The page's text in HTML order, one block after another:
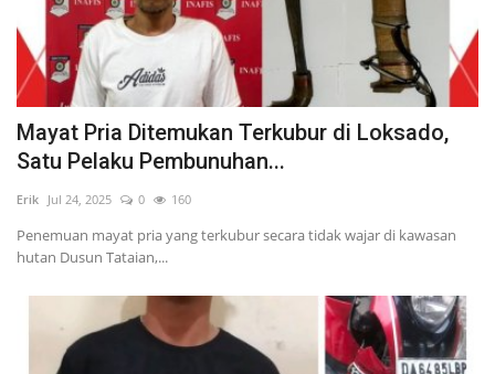
Mayat Pria Ditemukan Terkubur di Loksado,
Satu Pelaku Pembunuhan...
Erik Jul 24, 2025 0 160
Penemuan mayat pria yang terkubur secara tidak wajar di kawasan
hutan Dusun Tataian,...